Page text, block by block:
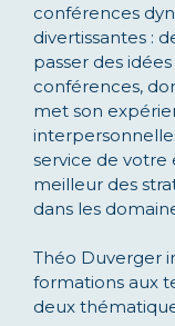
conférences
divertissantes :
passer des
conférences,
met son
service de votre
meilleur des
dans les
Théo Duverger
formations aux
deux